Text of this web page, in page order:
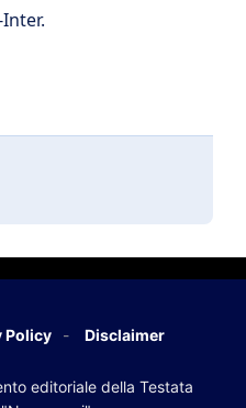
Policy Disclaimer
editoriale della Testata